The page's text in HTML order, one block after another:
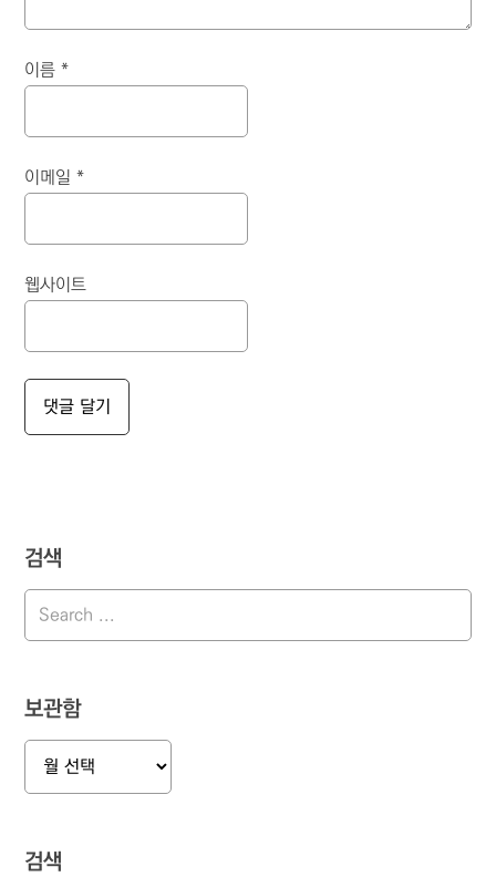
이름*
이메일*
웹사이트
검색
보관함
보
검색